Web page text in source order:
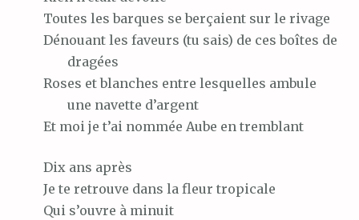
Toutes les barques se berçaient sur le rivage
Dénouant les faveurs (tu sais) de ces boîtes de
dragées
Roses et blanches entre lesquelles ambule
une navette d’argent
Et moi je t’ai nommée Aube en tremblant
Dix ans après
Je te retrouve dans la fleur tropicale
Qui s’ouvre à minuit